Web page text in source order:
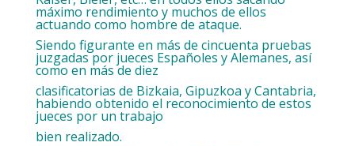
máximo rendimiento y muchos de ellos
actuando como hombre de ataque.
Siendo figurante en más de cincuenta pruebas
juzgadas por jueces Españoles y Alemanes, así
como en más de diez
clasificatorias de Bizkaia, Gipuzkoa y Cantabria,
habiendo obtenido el reconocimiento de estos
jueces por un trabajo
bien realizado.